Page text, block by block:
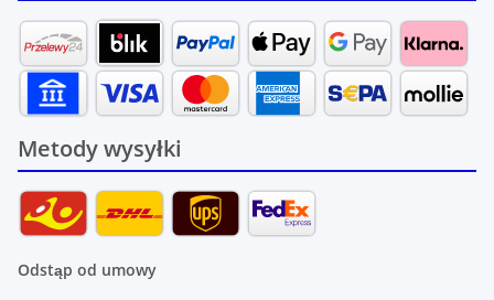
Metody wysyłki
Odstąp od umowy